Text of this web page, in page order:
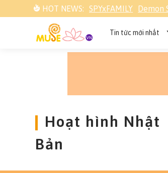
HOT NEWS: SPYxFAMILY Demon
Tin tức mới nhất
Hoạt hình Nhật
Bản